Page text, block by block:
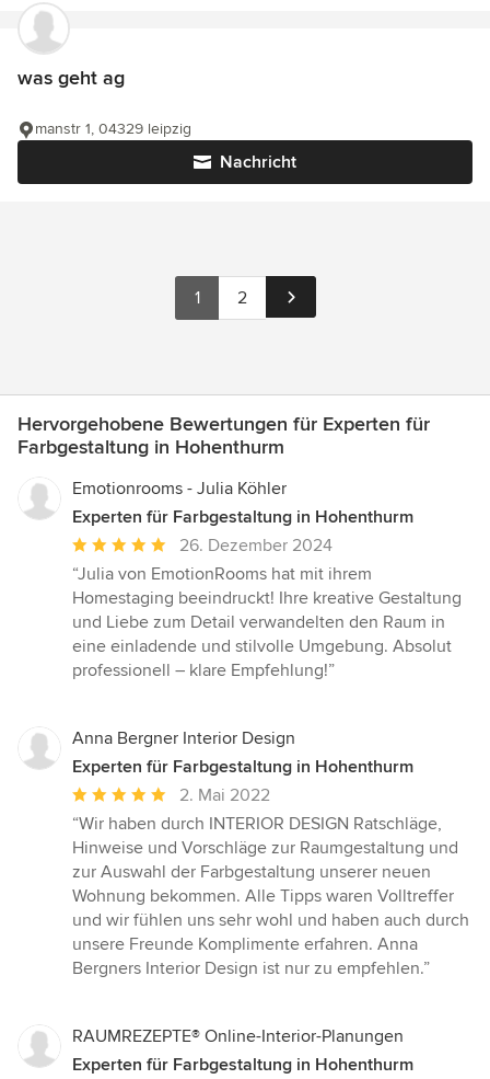
was geht ag
Nachricht
manstr 1, 04329 leipzig
1 2
Hervorgehobene Bewertungen für Experten für
Farbgestaltung in Hohenthurm
Emotionrooms - Julia Köhler
Experten für Farbgestaltung in Hohenthurm
Durchschnittliche
Bewertung:
5
von
5
Sternen
26. Dezember 2024
“Julia von EmotionRooms hat mit ihrem
Homestaging beeindruckt! Ihre kreative Gestaltung
und Liebe zum Detail verwandelten den Raum in
eine einladende und stilvolle Umgebung. Absolut
professionell – klare Empfehlung!”
Anna Bergner Interior Design
Experten für Farbgestaltung in Hohenthurm
Durchschnittliche
Bewertung:
5
von
5
Sternen
2. Mai 2022
“Wir haben durch INTERIOR DESIGN Ratschläge,
Hinweise und Vorschläge zur Raumgestaltung und
zur Auswahl der Farbgestaltung unserer neuen
Wohnung bekommen. Alle Tipps waren Volltreffer
und wir fühlen uns sehr wohl und haben auch durch
unsere Freunde Komplimente erfahren. Anna
Bergners Interior Design ist nur zu empfehlen.”
RAUMREZEPTE® Online-Interior-Planungen
Experten für Farbgestaltung in Hohenthurm